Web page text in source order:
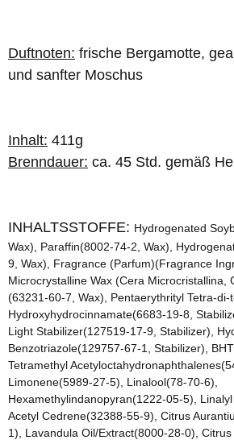
Duftnoten: frische Bergamotte,
und sanfter Moschus
Inhalt: 411g
Brenndauer: ca. 45 Std. gemäß
INHALTSSTOFFE: Hydrogenated
Wax), Paraffin(8002-74-2, Wax),
9, Wax), Fragrance (Parfum)(Fragrance
Microcrystalline Wax (Cera Microcristallina,
(63231-60-7, Wax), Pentaerythrityl Tetra-di-
Hydroxyhydrocinnamate(6683-19-8,
Light Stabilizer(127519-17-9, Stabilizer),
Benzotriazole(129757-67-1, Stabilizer),
Tetramethyl
Limonene(5989-27-5), Linalool(78-70-6),
Hexamethylindanopyran(1222-05-5), Linalyl
Acetyl Cedrene(32388-55-9), Citrus
1), Lavandula Oil/Extract(8000-28-0),